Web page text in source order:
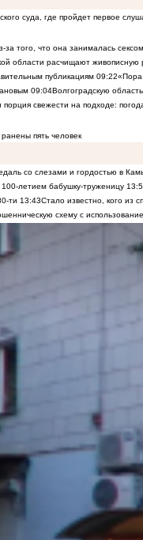
суда, где пройдет первое
того, что она занималась
области расчищают
публикациям 09:22«Пора
09:04Волгоградскую
свежести на подходе:
пять человек
со слезами и гордостью в
летием бабушку-труженицу
ти 13:43Стало известно, кого из
схему с